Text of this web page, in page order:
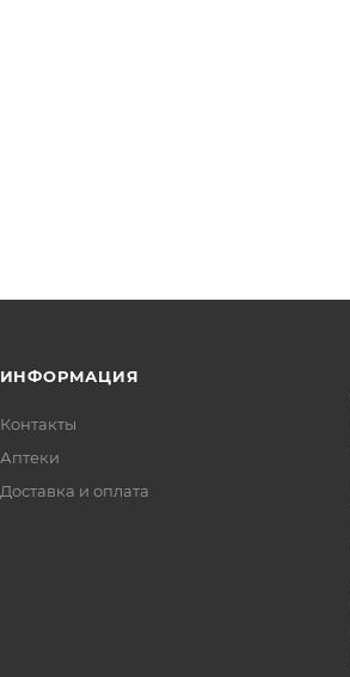
ИНФОРМАЦИЯ
Контакты
Аптеки
Доставка и оплата